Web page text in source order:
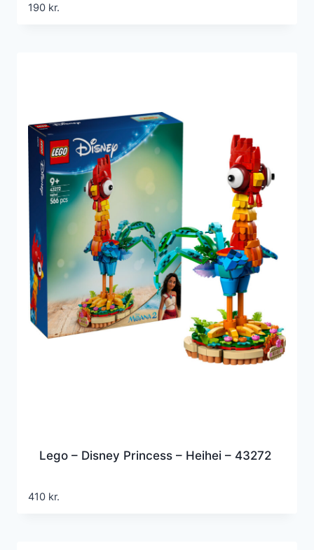
190 kr.
Lego – Disney Princess – Heihei – 43272
410 kr.